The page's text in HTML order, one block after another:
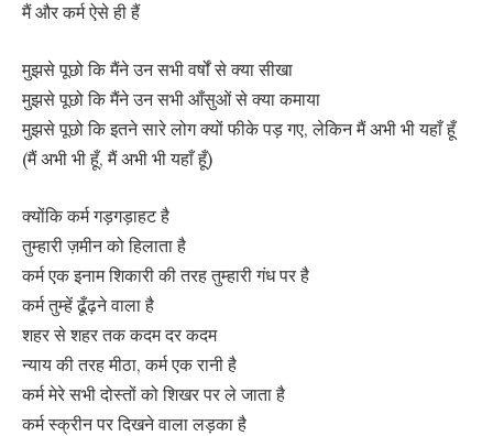
मैं और कर्म ऐसे ही हैं
मुझसे पूछो कि मैंने उन सभी वर्षों से क्या सीखा
मुझसे पूछो कि मैंने उन सभी आँसुओं से क्या कमाया
मुझसे पूछो कि इतने सारे लोग क्यों फीके पड़ गए, लेकिन मैं अभी भी यहाँ हूँ
(मैं अभी भी हूँ, मैं अभी भी यहाँ हूँ)
क्योंकि कर्म गड़गड़ाहट है
तुम्हारी ज़मीन को हिलाता है
कर्म एक इनाम शिकारी की तरह तुम्हारी गंध पर है
कर्म तुम्हें ढूँढ़ने वाला है
शहर से शहर तक कदम दर कदम
न्याय की तरह मीठा, कर्म एक रानी है
कर्म मेरे सभी दोस्तों को शिखर पर ले जाता है
कर्म स्क्रीन पर दिखने वाला लड़का है